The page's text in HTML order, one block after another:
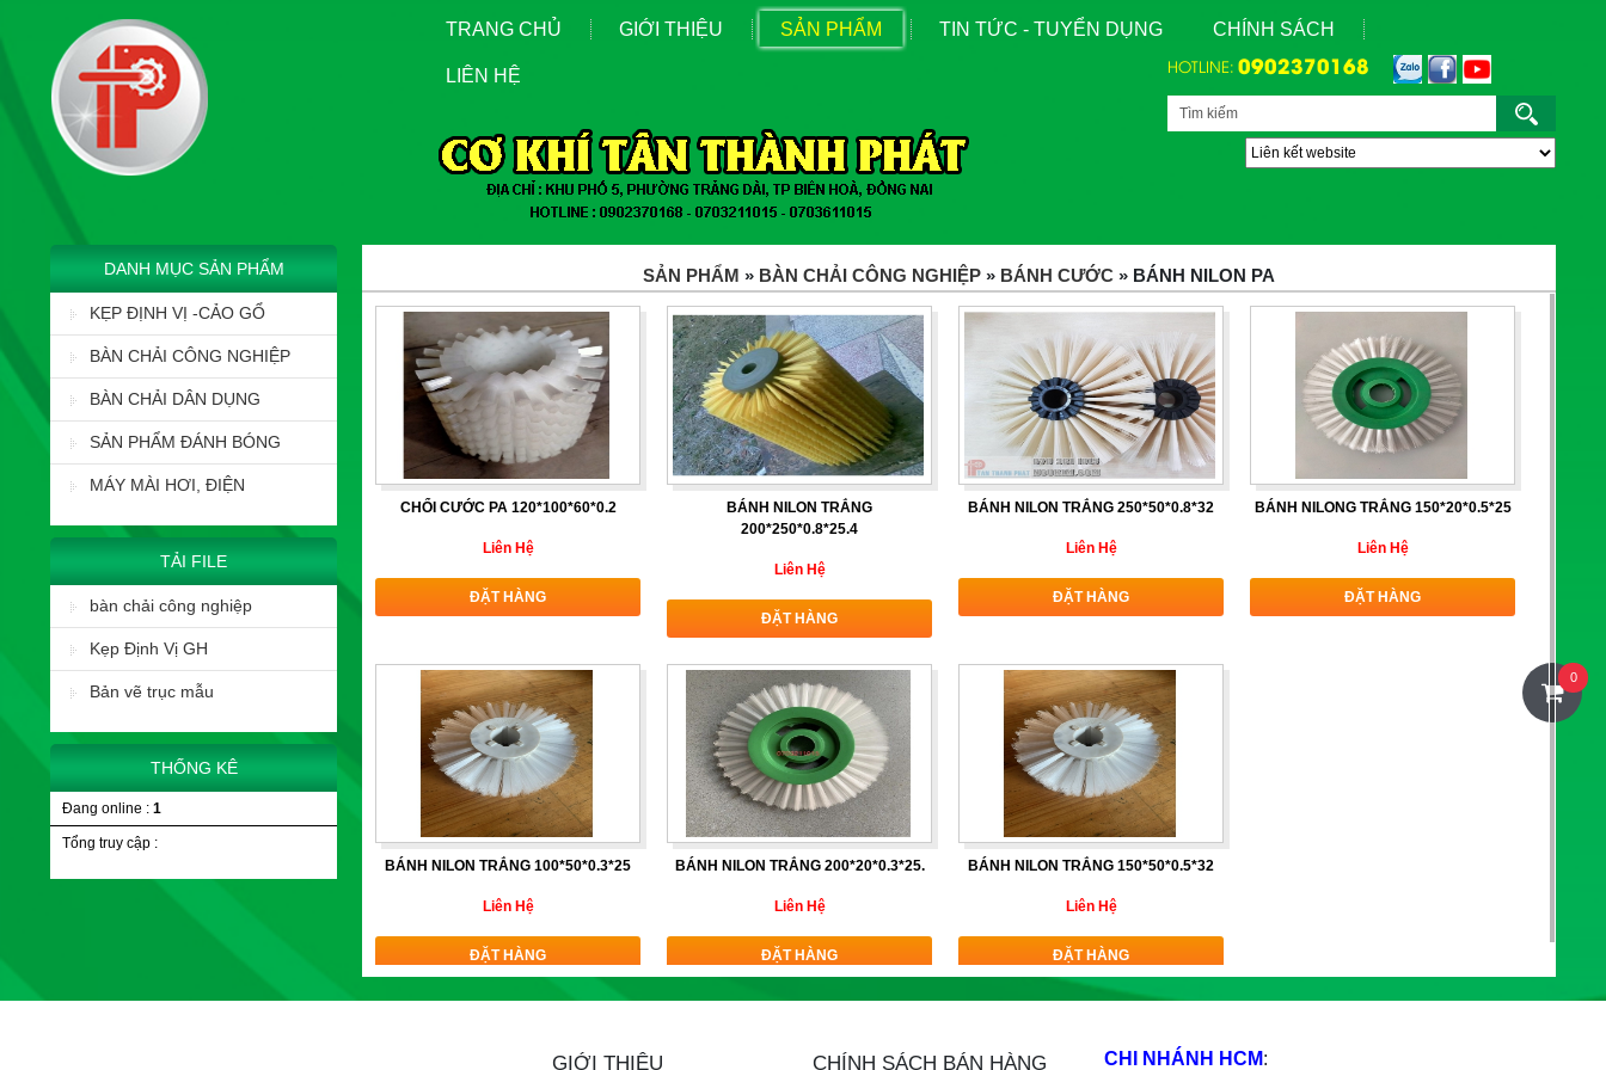
TRANG CHỦ GIỚI THIỆU SẢN PHẨM TIN TỨC - TUYỂN DỤNG CHÍNH SÁCH
LIÊN HỆ HOTLINE: 0902370168
DANH MỤC SẢN PHẨM
KẸP ĐỊNH VỊ -CẢO GỔ
BÀN CHẢI CÔNG NGHIỆP
BÀN CHẢI DÂN DỤNG
SẢN PHẨM ĐÁNH BÓNG
MÁY MÀI HƠI, ĐIỆN
TẢI FILE
bàn chải công nghiệp
Kẹp Định Vị GH
Bản vẽ trục mẫu
THỐNG KÊ
Đang online : 1
Tổng truy cập :
SẢN PHẨM » BÀN CHẢI CÔNG NGHIỆP » BÁNH CƯỚC » BÁNH NILON PA
CHỔI CƯỚC PA 120*100*60*0.2
Liên Hệ
ĐẶT HÀNG
BÁNH NILON TRẮNG
200*250*0.8*25.4
Liên Hệ
ĐẶT HÀNG
BÁNH NILON TRẮNG 250*50*0.8*32
Liên Hệ
ĐẶT HÀNG
BÁNH NILONG TRẮNG 150*20*0.5*25
Liên Hệ
ĐẶT HÀNG
BÁNH NILON TRẮNG 100*50*0.3*25
Liên Hệ
ĐẶT HÀNG
BÁNH NILON TRẮNG 200*20*0.3*25.
Liên Hệ
ĐẶT HÀNG
BÁNH NILON TRẮNG 150*50*0.5*32
Liên Hệ
ĐẶT HÀNG
GIỚI THIỆU CHÍNH SÁCH BÁN HÀNG CHI NHÁNH HCM:
0